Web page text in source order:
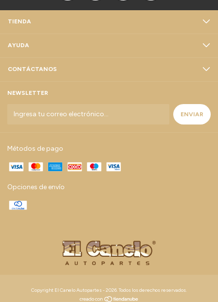
TIENDA
AYUDA
CONTÁCTANOS
NEWSLETTER
Métodos de pago
Opciones de envío
Copyright El Canelo Autopartes - 2026. Todos los derechos reservados.